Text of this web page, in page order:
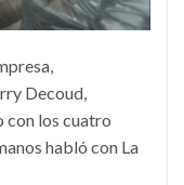
Decoud,
con los cuatro
habló con La